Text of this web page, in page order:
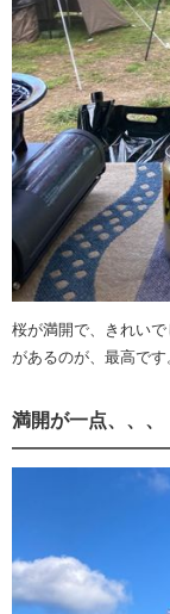
桜が満開で、きれい
があるのが、最高です
満開が一点、、、